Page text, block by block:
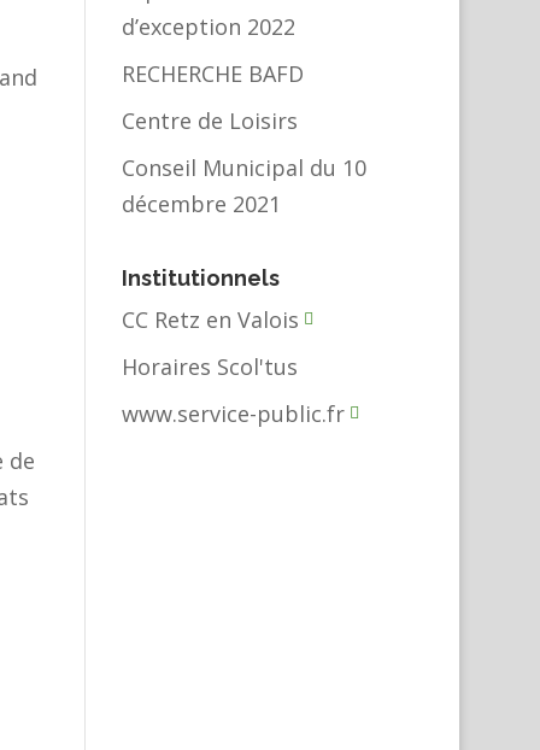
de
d’exception 2022
RECHERCHE BAFD
Centre de Loisirs
Conseil Municipal du 10
décembre 2021
Institutionnels
CC Retz en Valois
Horaires Scol'tus
www.service-public.fr